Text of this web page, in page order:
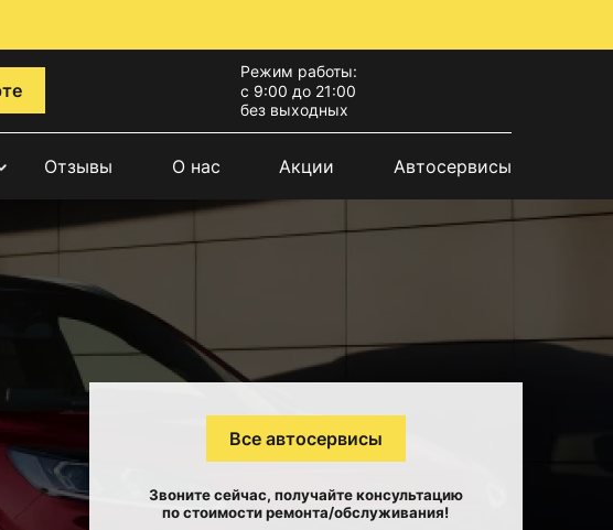
Режим работы:
с 9:00 до 21:00
без выходных
Отзывы О нас Акции Автосервисы
Все автосервисы
Звоните сейчас, получайте консультацию
по стоимости ремонта/обслуживания!